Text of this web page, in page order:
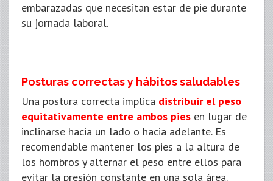
embarazadas que necesitan estar de pie durante
su jornada laboral.
Posturas correctas y hábitos saludables
Una postura correcta implica distribuir el peso
equitativamente entre ambos pies en lugar de
inclinarse hacia un lado o hacia adelante. Es
recomendable mantener los pies a la altura de
los hombros y alternar el peso entre ellos para
evitar la presión constante en una sola área.